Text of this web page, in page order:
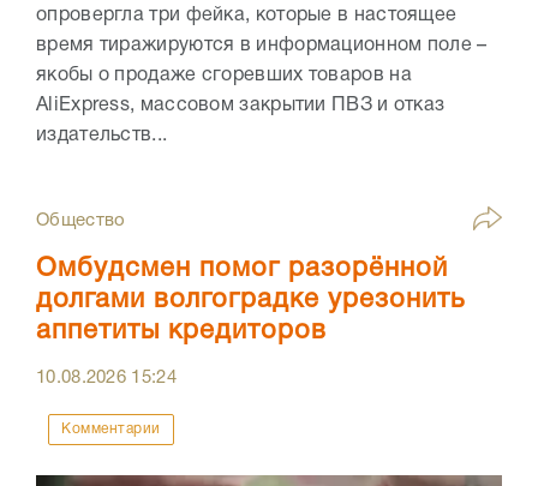
опровергла три фейка, которые в настоящее
время тиражируются в информационном поле –
якобы о продаже сгоревших товаров на
AliExpress, массовом закрытии ПВЗ и отказ
издательств...
Общество
Омбудсмен помог разорённой
долгами волгоградке урезонить
аппетиты кредиторов
10.08.2026 15:24
Комментарии